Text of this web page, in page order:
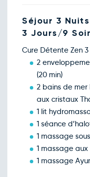
Séjour 3
3 Jours/9
Cure Détente Zen
2
(20 min)
2 bains de
aux cristaux
1 lit
1 séance
1 massage
1 massage aux
1 massage